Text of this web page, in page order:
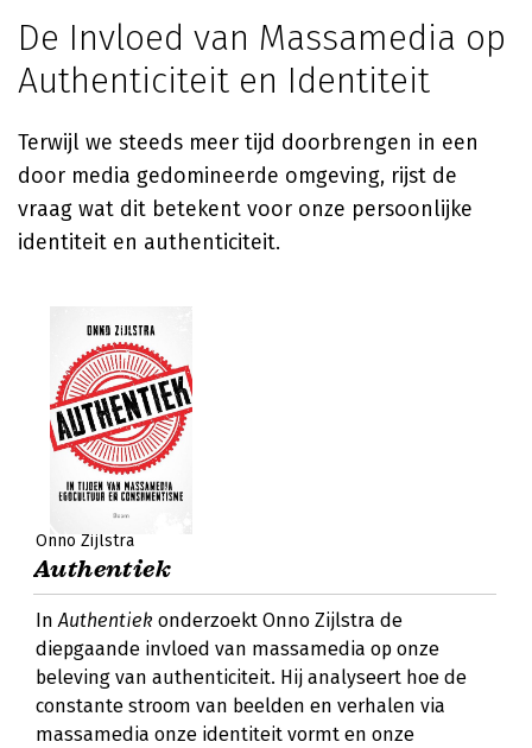
De Invloed van Massamedia op
Authenticiteit en Identiteit
Terwijl we steeds meer tijd doorbrengen in een
door media gedomineerde omgeving, rijst de
vraag wat dit betekent voor onze persoonlijke
identiteit en authenticiteit.
Onno Zijlstra
Authentiek
InAuthentiek onderzoekt Onno Zijlstra de
diepgaande invloed van massamedia op onze
beleving van authenticiteit. Hij analyseert hoe de
constante stroom van beelden en verhalen via
massamedia onze identiteit vormt en onze